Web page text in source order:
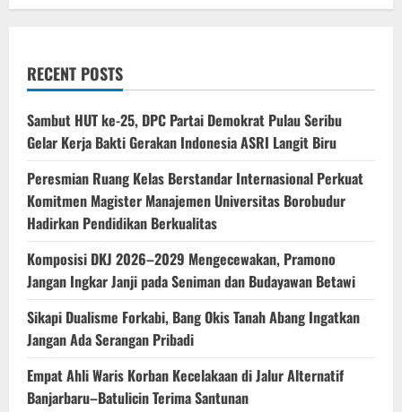
RECENT POSTS
‎Sambut HUT ke-25, DPC Partai Demokrat Pulau Seribu
Gelar Kerja Bakti Gerakan Indonesia ASRI Langit Biru
Peresmian Ruang Kelas Berstandar Internasional Perkuat
Komitmen Magister Manajemen Universitas Borobudur
Hadirkan Pendidikan Berkualitas
Komposisi DKJ 2026–2029 Mengecewakan, Pramono
Jangan Ingkar Janji pada Seniman dan Budayawan Betawi
Sikapi Dualisme Forkabi, Bang Okis Tanah Abang Ingatkan
Jangan Ada Serangan Pribadi
Empat Ahli Waris Korban Kecelakaan di Jalur Alternatif
Banjarbaru–Batulicin Terima Santunan